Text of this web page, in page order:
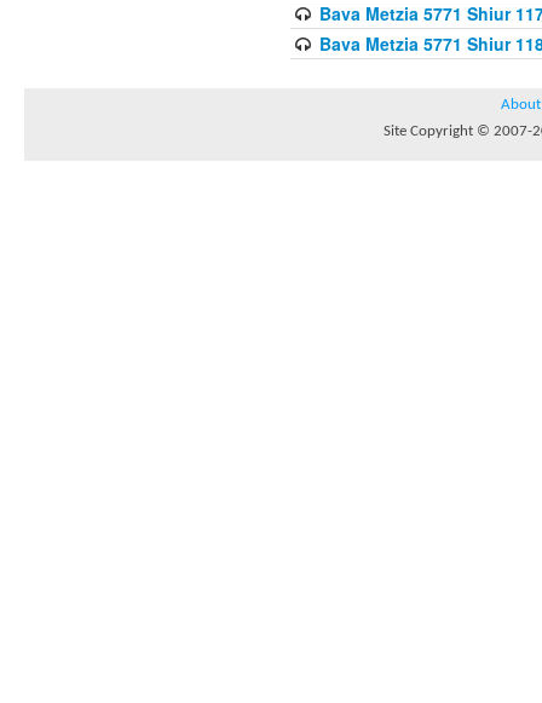
Bava Metzia 5771 Shiur
Bava Metzia 5771 Shiur
About
Site Copyright © 2007-